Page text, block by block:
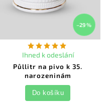
–29 %
Půllitr na pivo k 35.
narozeninám
Ihned k odeslání
Do košíku